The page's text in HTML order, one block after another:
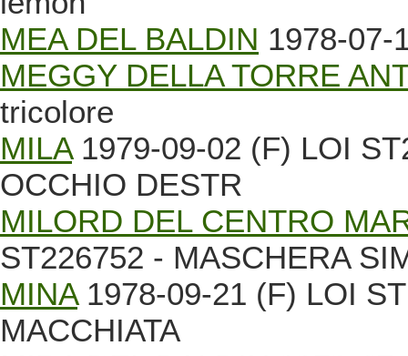
MEA DEL BALDIN 1978-07-
MEGGY DELLA TORRE
tricolore
MILA1979-09-02 (F) LOI
OCCHIO DESTR
MILORD DEL CENTRO
ST226752 - MASCHERA
MINA1978-09-21 (F) LOI
MACCHIATA